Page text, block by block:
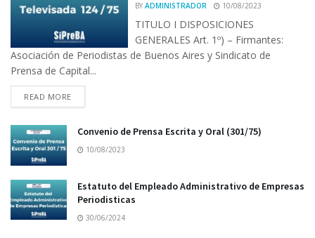
BY ADMINISTRADOR 10/08/2023
TITULO I DISPOSICIONES
GENERALES Art. 1º) – Firmantes:
Asociación de Periodistas de Buenos Aires y Sindicato de
Prensa de Capital...
READ MORE
Convenio de Prensa Escrita y Oral (301/75)
10/08/2023
Estatuto del Empleado Administrativo de Empresas
Periodisticas
30/06/2024